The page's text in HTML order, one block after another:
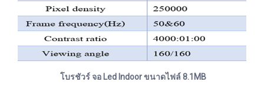
โบรชัวร์ จอ Led Indoor ขนาดไฟล์ 8.1MB